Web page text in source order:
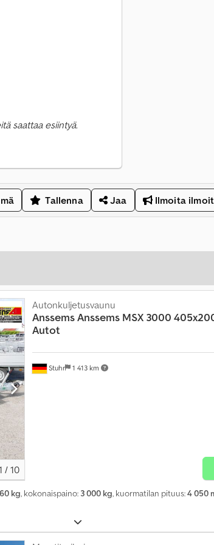
saattaa esiintyä.
Tallenna Jaa Ilmoita
/ 10
Stuhr 1 413 km
Autonkuljetusvaunu
AnssemsAnssems MSX 3000
Autot
kg, kokonaispaino: 3 000 kg, kuormatilan pituus:4 050